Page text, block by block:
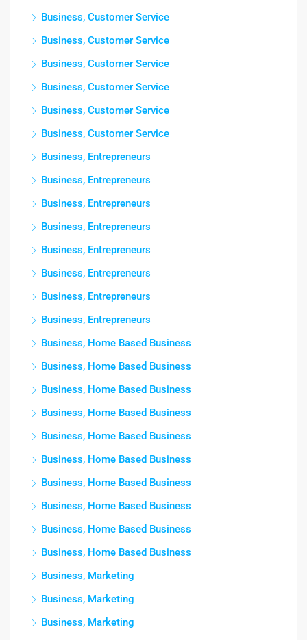
Business, Customer Service
Business, Customer Service
Business, Customer Service
Business, Customer Service
Business, Customer Service
Business, Customer Service
Business, Entrepreneurs
Business, Entrepreneurs
Business, Entrepreneurs
Business, Entrepreneurs
Business, Entrepreneurs
Business, Entrepreneurs
Business, Entrepreneurs
Business, Entrepreneurs
Business, Home Based Business
Business, Home Based Business
Business, Home Based Business
Business, Home Based Business
Business, Home Based Business
Business, Home Based Business
Business, Home Based Business
Business, Home Based Business
Business, Home Based Business
Business, Home Based Business
Business, Marketing
Business, Marketing
Business, Marketing